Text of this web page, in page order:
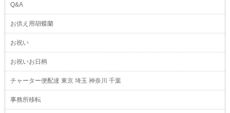
Q&A
お供え用胡蝶蘭
お祝い
お祝いお日柄
チャーター便配達 東京 埼玉 神奈川 千葉
事務所移転